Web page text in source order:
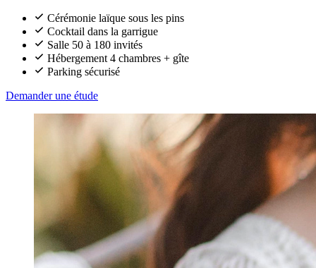
Cérémonie laïque sous les pins
Cocktail dans la garrigue
Salle 50 à 180 invités
Hébergement 4 chambres + gîte
Parking sécurisé
Demander une étude